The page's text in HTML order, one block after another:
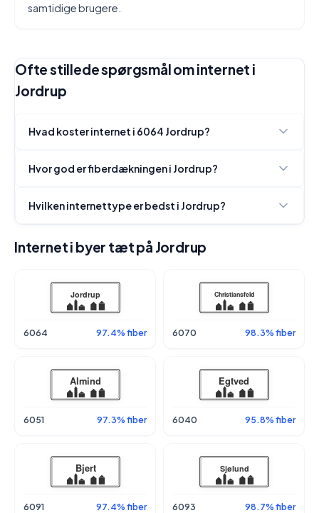
samtidige brugere.
Ofte stillede spørgsmål om internet i
Jordrup
Hvad koster internet i 6064 Jordrup?
Hvor god er fiberdækningen i Jordrup?
Hvilken internettype er bedst i Jordrup?
Internet i byer tæt på Jordrup
6064 97.4% fiber 6070 98.3% fiber
6051 97.3% fiber 6040 95.8% fiber
6091 97.4% fiber 6093 98.7% fiber